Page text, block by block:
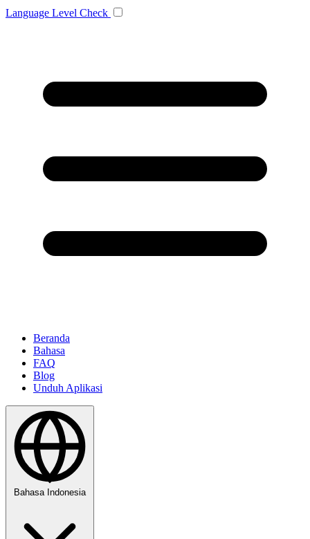
Language Level Check
Beranda
Bahasa
FAQ
Blog
Unduh Aplikasi
Bahasa Indonesia